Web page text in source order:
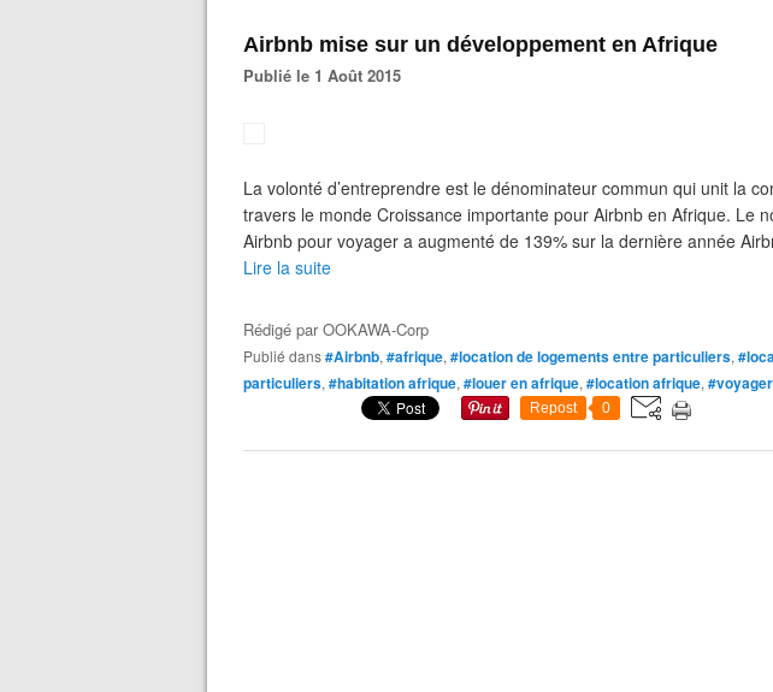
Airbnb mise sur un développement en Afrique
Publié le 1 Août 2015
La volonté d’entreprendre est le dénominateur commun qui unit la
travers le monde Croissance importante pour Airbnb en Afrique. Le
Airbnb pour voyager a augmenté de 139% sur la dernière année
Lire la suite
Rédigé parOOKAWA-Corp
Publié dans#Airbnb, #afrique, #location de logements entre particuliers,
particuliers, #habitation afrique, #louer en afrique, #location afrique,
Repost 0